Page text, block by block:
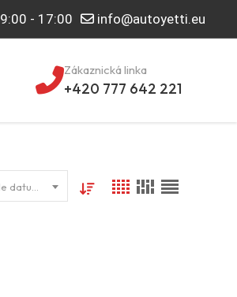
9:00 - 17:00 info@autoyetti.eu
Zákaznická linka
+420 777 642 221